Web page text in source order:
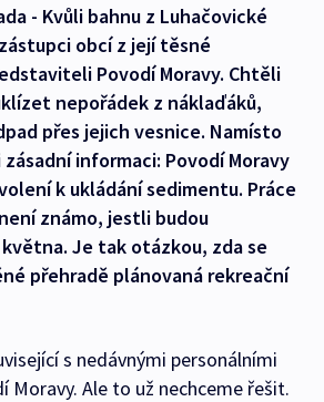
- Kvůli bahnu z Luhačovické
obcí z její těsné
Povodí Moravy. Chtěli
nepořádek z náklaďáků,
přes jejich vesnice. Namísto
informaci: Povodí Moravy
k ukládání sedimentu. Práce
známo, jestli budou
Je tak otázkou, zda se
přehradě plánovaná rekreační
s nedávnými personálními
Moravy. Ale to už nechceme řešit.